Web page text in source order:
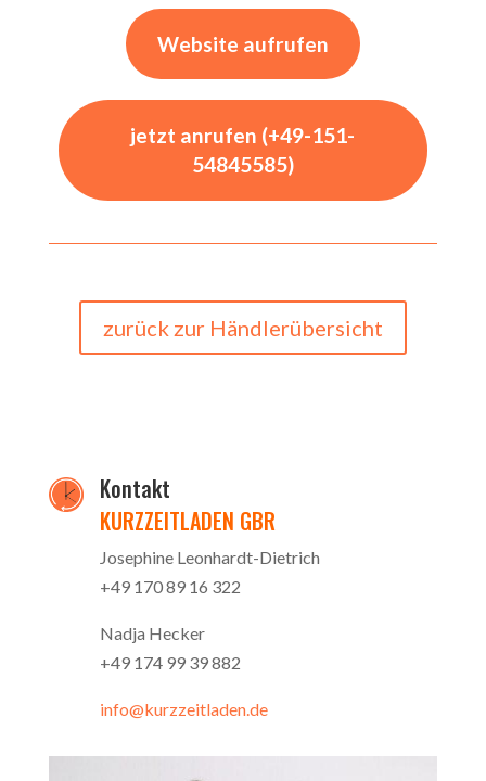
Website aufrufen
jetzt anrufen (+49-151-
54845585)
zurück zur Händlerübersicht
Kontakt
KURZZEITLADEN GBR
Josephine Leonhardt-Dietrich
+49 170 89 16 322
Nadja Hecker
+49 174 99 39 882
info@kurzzeitladen.de